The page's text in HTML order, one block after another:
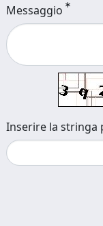
Messaggio
Inserire la stringa